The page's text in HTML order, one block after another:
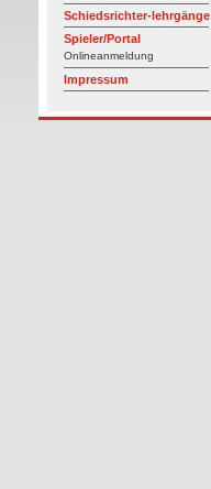
Schiedsrichter-lehrgänge
Spieler/Portal
Onlineanmeldung
Impressum